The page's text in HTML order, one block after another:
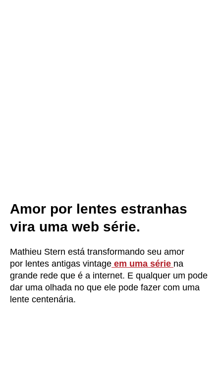
Amor por lentes estranhas
vira uma web série.
Mathieu Stern está transformando seu amor
por lentes antigas vintage em uma série na
grande rede que é a internet. E qualquer um pode
dar uma olhada no que ele pode fazer com uma
lente centenária.